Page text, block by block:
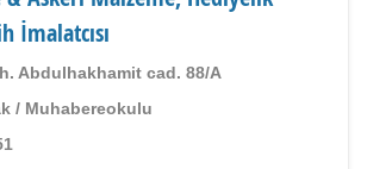
İmalatcısı
Abdulhakhamit cad. 88/A
/ Muhabereokulu